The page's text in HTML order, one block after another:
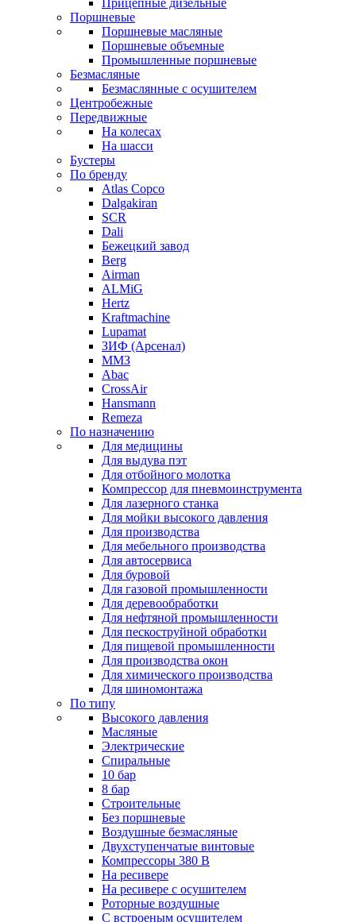
Прицепные дизельные
Поршневые
Поршневые масляные
Поршневые объемные
Промышленные поршневые
Безмасляные
Безмаслянные с осушителем
Центробежные
Передвижные
На колесах
На шасси
Бустеры
По бренду
Atlas Copco
Dalgakiran
SCR
Dali
Бежецкий завод
Berg
Airman
ALMiG
Hertz
Kraftmachine
Lupamat
ЗИФ (Арсенал)
ММЗ
Abac
CrossAir
Hansmann
Remeza
По назначению
Для медицины
Для выдува пэт
Для отбойного молотка
Компрессор для пневмоинструмента
Для лазерного станка
Для мойки высокого давления
Для производства
Для мебельного производства
Для автосервиса
Для буровой
Для газовой промышленности
Для деревообработки
Для нефтяной промышленности
Для пескоструйной обработки
Для пищевой промышленности
Для производства окон
Для химического производства
Для шиномонтажа
По типу
Высокого давления
Масляные
Электрические
Спиральные
10 бар
8 бар
Cтроительные
Без поршневые
Воздушные безмасляные
Двухступенчатые винтовые
Компрессоры 380 В
На ресивере
На ресивере с осушителем
Роторные воздушные
С встроеным осушителем